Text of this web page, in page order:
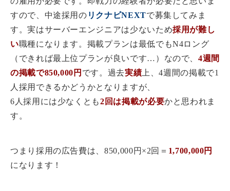
すので、中途採用の リクナビNEXTで募集してみま
す。実はサーバーエンジニアは少ないため採用が難し
い職種になります。掲載プランは最低でもN4ロング
（できれば最上位プランが良いです…）なので、4週間
の掲載で850,000円 です。過去実績 上、4週間の掲載で1
人採用できるかどうかとなりますが、
6人採用には少なくとも2回は掲載が必要かと思われま
す。
つまり採用の広告費は、850,000円×2回＝ 1,700,000円
になります！